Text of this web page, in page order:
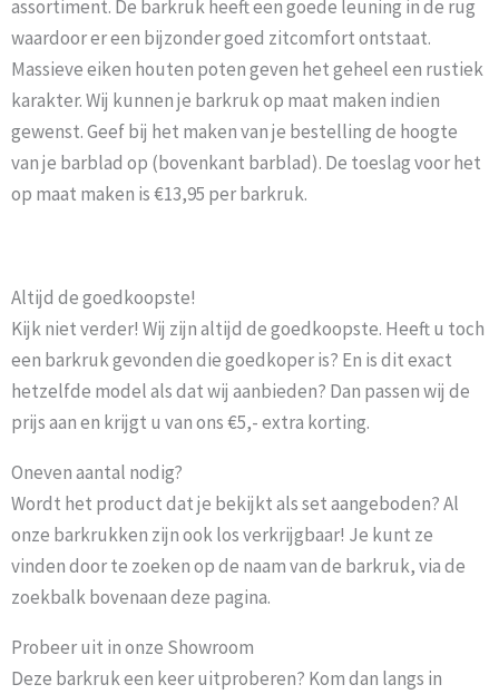
assortiment. De barkruk heeft een goede leuning in de rug
waardoor er een bijzonder goed zitcomfort ontstaat.
Massieve eiken houten poten geven het geheel een rustiek
karakter. Wij kunnen je barkruk op maat maken indien
gewenst. Geef bij het maken van je bestelling de hoogte
van je barblad op (bovenkant barblad). De toeslag voor het
op maat maken is €13,95 per barkruk.
Altijd de goedkoopste!
Kijk niet verder! Wij zijn altijd de goedkoopste. Heeft u toch
een barkruk gevonden die goedkoper is? En is dit exact
hetzelfde model als dat wij aanbieden? Dan passen wij de
prijs aan en krijgt u van ons €5,- extra korting.
Oneven aantal nodig?
Wordt het product dat je bekijkt als set aangeboden? Al
onze barkrukken zijn ook los verkrijgbaar! Je kunt ze
vinden door te zoeken op de naam van de barkruk, via de
zoekbalk bovenaan deze pagina.
Probeer uit in onze Showroom
Deze barkruk een keer uitproberen? Kom dan langs in